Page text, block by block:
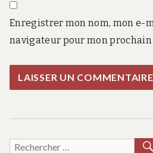
Enregistrer mon nom, mon e-
navigateur pour mon
Recherche